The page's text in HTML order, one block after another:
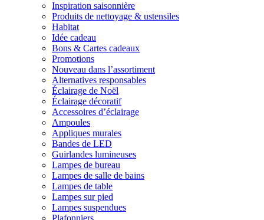
Inspiration saisonnière
Produits de nettoyage & ustensiles
Habitat
Idée cadeau
Bons & Cartes cadeaux
Promotions
Nouveau dans l’assortiment
Alternatives responsables
Éclairage de Noël
Éclairage décoratif
Accessoires d’éclairage
Ampoules
Appliques murales
Bandes de LED
Guirlandes lumineuses
Lampes de bureau
Lampes de salle de bains
Lampes de table
Lampes sur pied
Lampes suspendues
Plafonniers